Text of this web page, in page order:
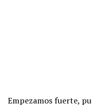
Empezamos fuerte,